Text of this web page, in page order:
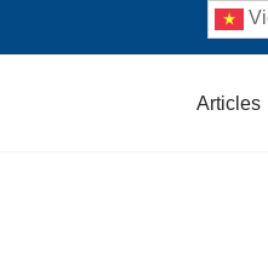
Articles